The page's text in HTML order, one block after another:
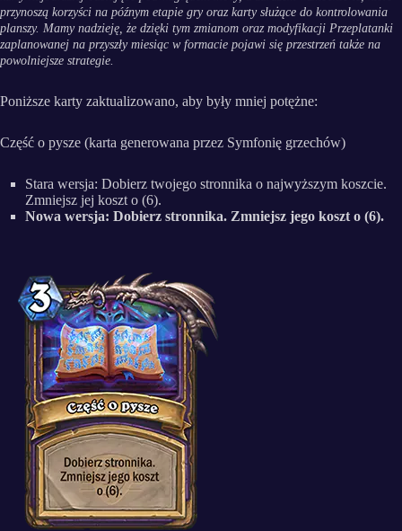
przynoszą korzyści na późnym etapie gry oraz karty służące do kontrolowania
planszy. Mamy nadzieję, że dzięki tym zmianom oraz modyfikacji Przeplatanki
zaplanowanej na przyszły miesiąc w formacie pojawi się przestrzeń także na
powolniejsze strategie.
Poniższe karty zaktualizowano, aby były mniej potężne:
Część o pysze (karta generowana przez Symfonię grzechów)
Stara wersja: Dobierz twojego stronnika o najwyższym koszcie.
Zmniejsz jej koszt o (6).
Nowa wersja: Dobierz stronnika. Zmniejsz jego koszt o (6).